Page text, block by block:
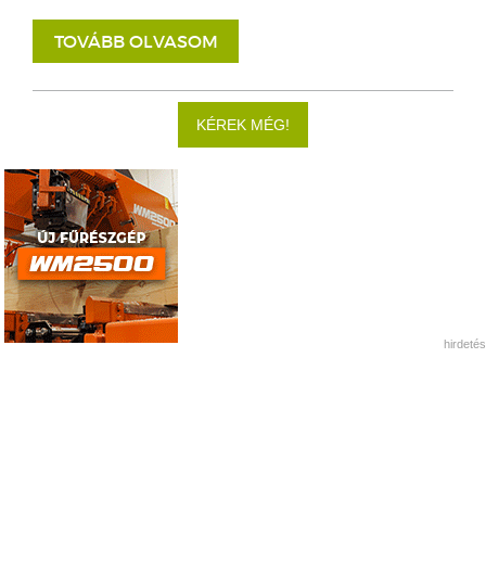
TOVÁBB OLVASOM
KÉREK MÉG!
hirdetés